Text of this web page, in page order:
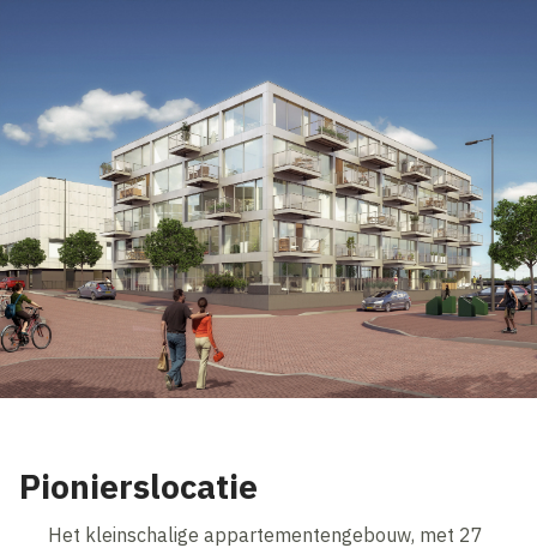
Pionierslocatie
Het kleinschalige appartementengebouw, met 27